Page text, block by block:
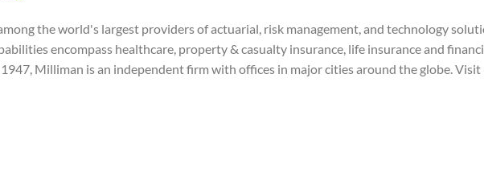
the world's largest providers of actuarial, risk management, and technology
encompass healthcare, property & casualty insurance, life insurance and
Milliman is an independent firm with offices in major cities around the globe. Visit